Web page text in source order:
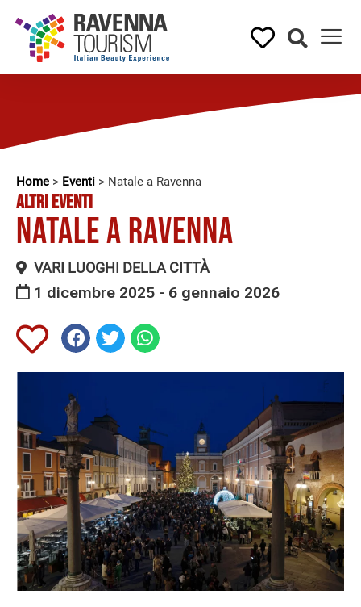
Home > Eventi > Natale a Ravenna
ALTRI EVENTI
Natale a Ravenna
VARI LUOGHI DELLA CITTÀ
1 dicembre 2025 - 6 gennaio 2026